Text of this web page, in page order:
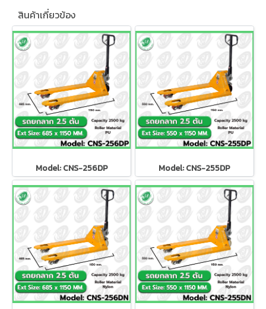
สินค้าเกี่ยวข้อง
Model: CNS-256DP Model: CNS-255DP